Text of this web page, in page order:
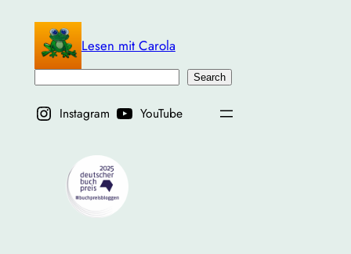
springen
Lesen mit Carola
Search
Instagram YouTube